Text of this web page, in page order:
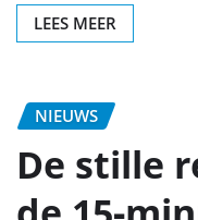
LEES MEER
NIEUWS
De stille